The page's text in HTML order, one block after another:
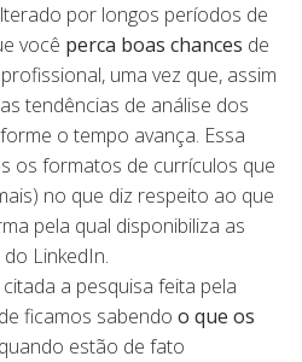
por longos períodos de
você perca boas chances de
uma vez que, assim
tendências de análise dos
o tempo avança. Essa
os formatos de currículos que
no que diz respeito ao que
pela qual disponibiliza as
LinkedIn.
a pesquisa feita pela
ficamos sabendo o que os
quando estão de fato